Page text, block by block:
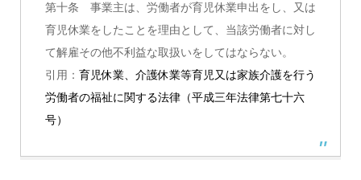
第十条 事業主は、労働者が育児休業申出をし、又は
育児休業をしたことを理由として、当該労働者に対し
て解雇その他不利益な取扱いをしてはならない。
引用： 育児休業、介護休業等育児又は家族介護を行う
労働者の福祉に関する法律（平成三年法律第七十六
号）